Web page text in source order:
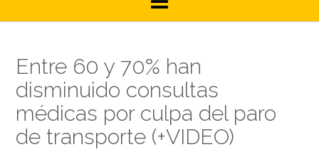
Entre 60 y 70% han
disminuido consultas
médicas por culpa del paro
de transporte (+VIDEO)